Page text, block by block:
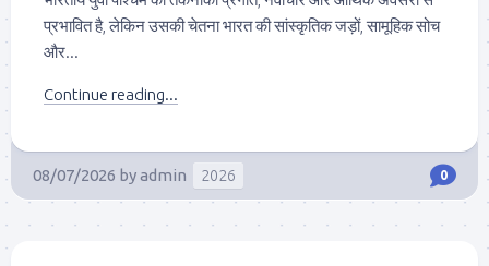
प्रभावित है, लेकिन उसकी चेतना भारत की सांस्कृतिक जड़ों, सामूहिक सोच
और...
Continue reading...
08/07/2026 byadmin 2026 0